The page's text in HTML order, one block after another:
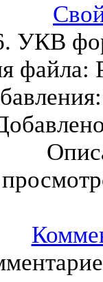
УКВ
файла: